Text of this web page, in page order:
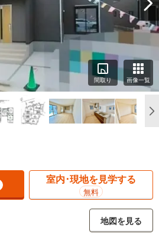
間取り 画像一覧
室内･現地を見学する
無料
地図を見る